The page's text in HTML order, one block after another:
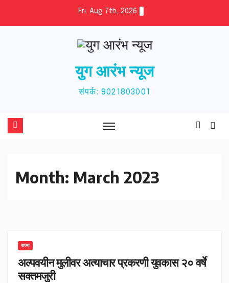
Fri. Aug 7th, 2026
युग आरंभ न्यूज
संपर्क: 9021803001
Month: March 2023
राज्य
अल्पवयीन मुलीवर अत्याचार प्रकरणी युवकास २० वर्षे
सक्तमजुरी